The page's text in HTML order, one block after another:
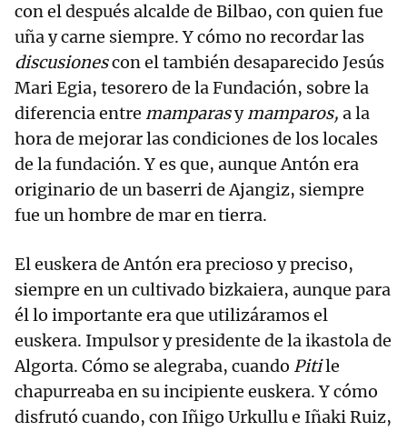
con el después alcalde de Bilbao, con quien fue
uña y carne siempre. Y cómo no recordar las
discusionescon el también desaparecido Jesús
Mari Egia, tesorero de la Fundación, sobre la
diferencia entre mamparasymamparos, a la
hora de mejorar las condiciones de los locales
de la fundación. Y es que, aunque Antón era
originario de un baserri de Ajangiz, siempre
fue un hombre de mar en tierra.
El euskera de Antón era precioso y preciso,
siempre en un cultivado bizkaiera, aunque para
él lo importante era que utilizáramos el
euskera. Impulsor y presidente de la ikastola de
Algorta. Cómo se alegraba, cuando Pitile
chapurreaba en su incipiente euskera. Y cómo
disfrutó cuando, con Iñigo Urkullu e Iñaki Ruiz,